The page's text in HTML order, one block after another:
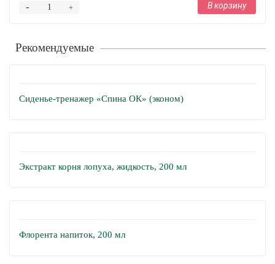
+
- В корзину
Рекомендуемые
Сиденье-тренажер «Спина ОК» (эконом)
Экстракт корня лопуха, жидкость, 200 мл
Флорента напиток, 200 мл